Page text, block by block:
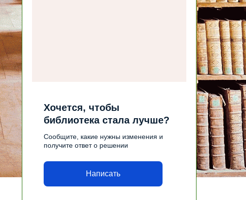
Хочется, чтобы
библиотека стала лучше?
Сообщите, какие нужны изменения и
получите ответ о решении
Написать